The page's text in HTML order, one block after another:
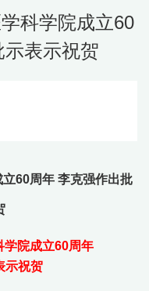
科学院成立60
示表示祝贺
60周年 李克强作出批
学院成立60周年
示祝贺